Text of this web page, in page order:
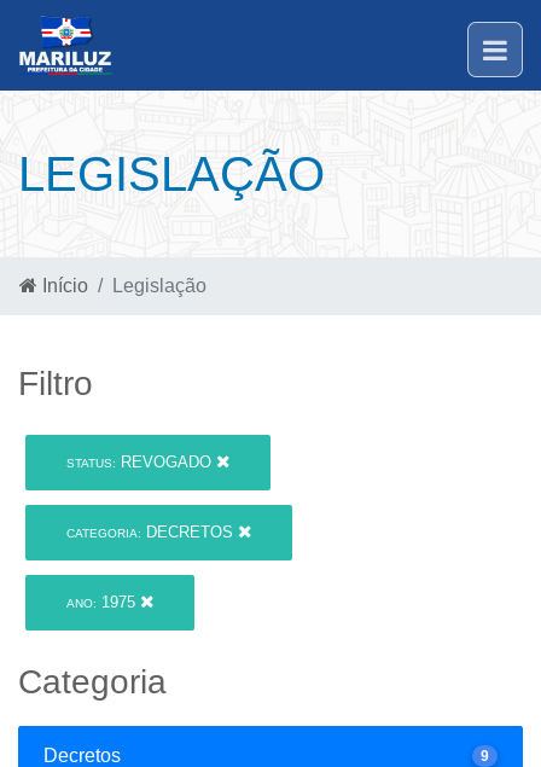
LEGISLAÇÃO
Início Legislação
Filtro
STATUS: REVOGADO
CATEGORIA: DECRETOS
ANO: 1975
Categoria
Decretos 9